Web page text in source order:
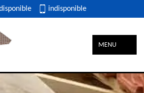
indisponible
MENU